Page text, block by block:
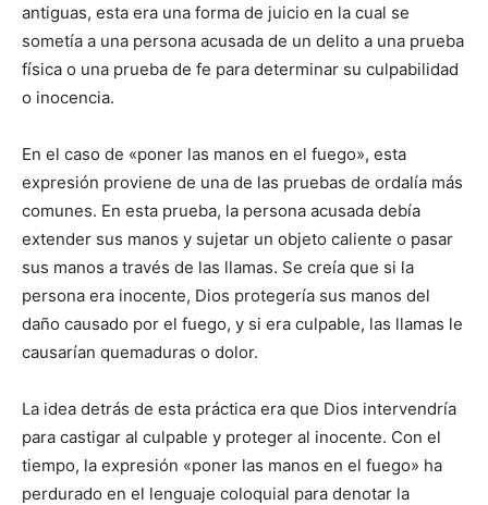
antiguas, esta era una forma de juicio en la cual se
sometía a una persona acusada de un delito a una prueba
física o una prueba de fe para determinar su culpabilidad
o inocencia.
En el caso de «poner las manos en el fuego», esta
expresión proviene de una de las pruebas de ordalía más
comunes. En esta prueba, la persona acusada debía
extender sus manos y sujetar un objeto caliente o pasar
sus manos a través de las llamas. Se creía que si la
persona era inocente, Dios protegería sus manos del
daño causado por el fuego, y si era culpable, las llamas le
causarían quemaduras o dolor.
La idea detrás de esta práctica era que Dios intervendría
para castigar al culpable y proteger al inocente. Con el
tiempo, la expresión «poner las manos en el fuego» ha
perdurado en el lenguaje coloquial para denotar la